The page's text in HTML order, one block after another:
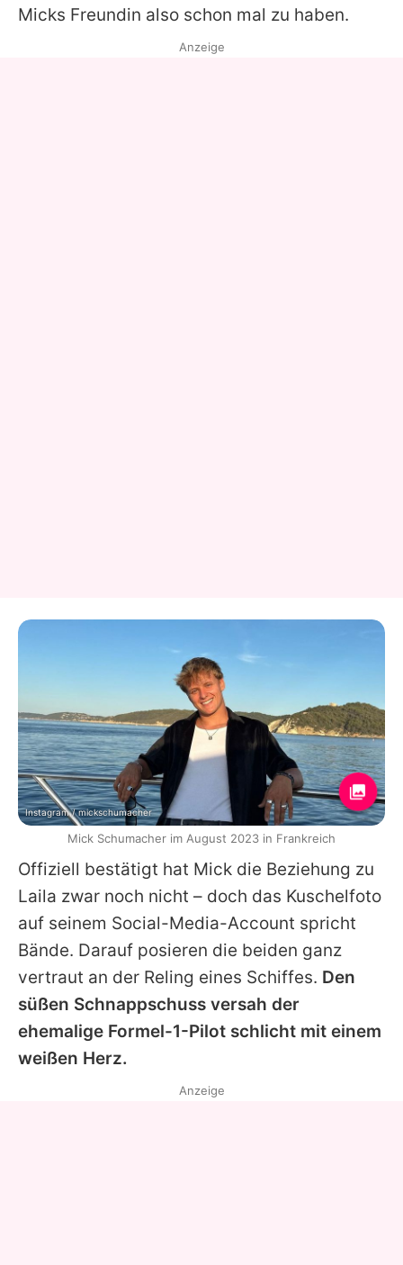
Micks Freundin also schon mal zu haben.
Offiziell bestätigt hat Mick die Beziehung zu
Laila zwar noch nicht – doch das Kuschelfoto
auf seinem Social-Media-Account spricht
Bände. Darauf posieren die beiden ganz
vertraut an der Reling eines Schiffes. Den
süßen Schnappschuss versah der
ehemalige Formel-1-Pilot schlicht mit einem
weißen Herz.
Anzeige
Instagram / mickschumacher
Mick Schumacher im August 2023 in Frankreich
Anzeige